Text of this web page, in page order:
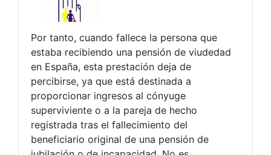
Por tanto, cuando fallece la persona que
estaba recibiendo una pensión de viudedad
en España, esta prestación deja de
percibirse, ya que está destinada a
proporcionar ingresos al cónyuge
superviviente o a la pareja de hecho
registrada tras el fallecimiento del
beneficiario original de una pensión de